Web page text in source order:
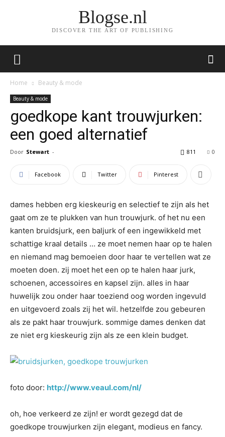
Blogse.nl
DISCOVER THE ART OF PUBLISHING
Home Beauty & mode
Beauty & mode
goedkope kant trouwjurken:
een goed alternatief
Door Stewart - 0
811
Facebook Twitter Pinterest
dames hebben erg kieskeurig en selectief te zijn als het
gaat om ze te plukken van hun trouwjurk. of het nu een
kanten bruidsjurk, een baljurk of een ingewikkeld met
schattige kraal details … ze moet nemen haar op te halen
en niemand mag bemoeien door haar te vertellen wat ze
moeten doen. zij moet het een op te halen haar jurk,
schoenen, accessoires en kapsel zijn. alles in haar
huwelijk zou onder haar toeziend oog worden ingevuld
en uitgevoerd zoals zij het wil. hetzelfde zou gebeuren
als ze pakt haar trouwjurk. sommige dames denken dat
ze niet erg kieskeurig zijn als ze een klein budget.
foto door: http://www.veaul.com/nl/
oh, hoe verkeerd ze zijn! er wordt gezegd dat de
goedkope trouwjurken zijn elegant, modieus en fancy.